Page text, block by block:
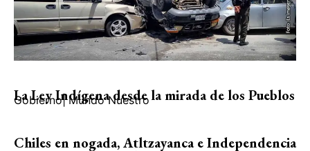
La Ley Indígena desde la mirada de los Pueblos
Gobierno| Mundo Nuestro
Chiles en nogada, Atltzayanca e Independencia